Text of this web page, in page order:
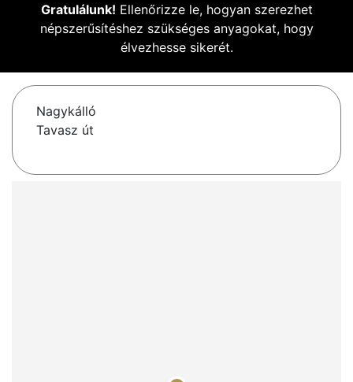
Gratulálunk! Ellenőrizze le, hogyan szerezhet
népszerűsítéshez szükséges anyagokat, hogy
élvezhesse sikerét.
Nagykálló
Tavasz út